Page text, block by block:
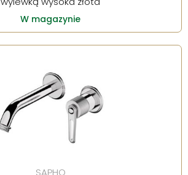
W magazynie
SAPHO